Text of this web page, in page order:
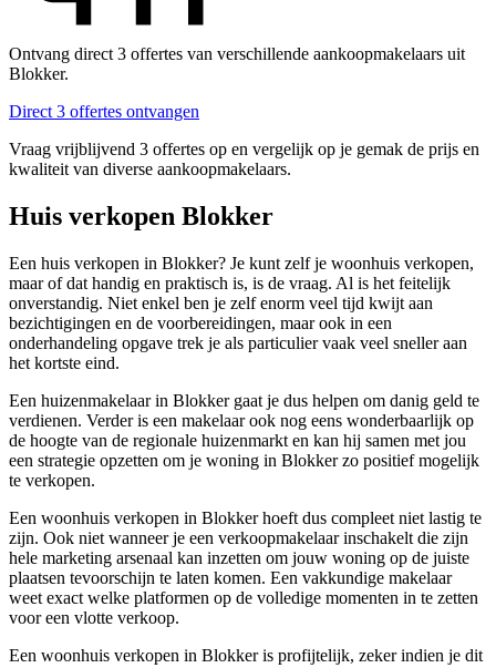
Ontvang direct 3 offertes van verschillende aankoopmakelaars uit
Blokker.
Direct 3 offertes ontvangen
Vraag vrijblijvend 3 offertes op en vergelijk op je gemak de prijs en
kwaliteit van diverse aankoopmakelaars.
Huis verkopen Blokker
Een huis verkopen in Blokker? Je kunt zelf je woonhuis verkopen,
maar of dat handig en praktisch is, is de vraag. Al is het feitelijk
onverstandig. Niet enkel ben je zelf enorm veel tijd kwijt aan
bezichtigingen en de voorbereidingen, maar ook in een
onderhandeling opgave trek je als particulier vaak veel sneller aan
het kortste eind.
Een huizenmakelaar in Blokker gaat je dus helpen om danig geld te
verdienen. Verder is een makelaar ook nog eens wonderbaarlijk op
de hoogte van de regionale huizenmarkt en kan hij samen met jou
een strategie opzetten om je woning in Blokker zo positief mogelijk
te verkopen.
Een woonhuis verkopen in Blokker hoeft dus compleet niet lastig te
zijn. Ook niet wanneer je een verkoopmakelaar inschakelt die zijn
hele marketing arsenaal kan inzetten om jouw woning op de juiste
plaatsen tevoorschijn te laten komen. Een vakkundige makelaar
weet exact welke platformen op de volledige momenten in te zetten
voor een vlotte verkoop.
Een woonhuis verkopen in Blokker is profijtelijk, zeker indien je dit